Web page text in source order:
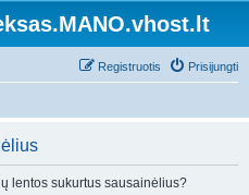
Prisijungti
Registruotis
lentos sukurtus sausainėlius?